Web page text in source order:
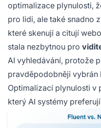
optimalizace plynulosti,
pro lidi, ale také snadno
které skenují a citují
stala nezbytnou pro
AI vyhledávání, protože
pravděpodobněji vybrán
Optimalizací plynulosti v
který AI systémy